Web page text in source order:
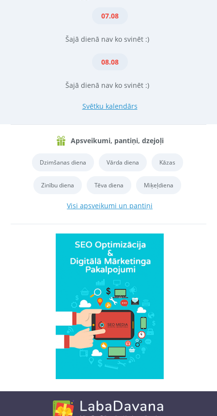
07.08
Šajā dienā nav ko svinēt :)
08.08
Šajā dienā nav ko svinēt :)
Svētku kalendārs
Apsveikumi, pantiņi, dzejoļi
Dzimšanas diena Vārda diena Kāzas
Zinību diena Tēva diena Miķeļdiena
Visi apsveikumi un pantiņi